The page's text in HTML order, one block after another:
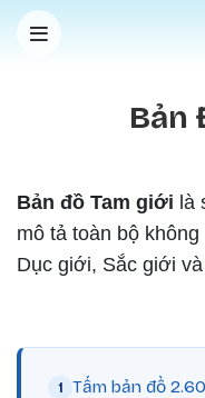
Bản
Bản đồ Tam giới là
mô tả toàn bộ
Dục giới, Sắc giới
Tấm bản đồ